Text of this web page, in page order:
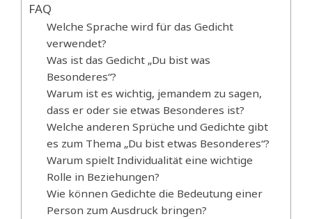
FAQ
Welche Sprache wird für das Gedicht
verwendet?
Was ist das Gedicht „Du bist was
Besonderes“?
Warum ist es wichtig, jemandem zu sagen,
dass er oder sie etwas Besonderes ist?
Welche anderen Sprüche und Gedichte gibt
es zum Thema „Du bist etwas Besonderes“?
Warum spielt Individualität eine wichtige
Rolle in Beziehungen?
Wie können Gedichte die Bedeutung einer
Person zum Ausdruck bringen?